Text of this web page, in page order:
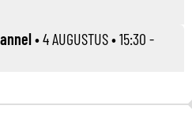
•4 AUGUSTUS• 15:30 -